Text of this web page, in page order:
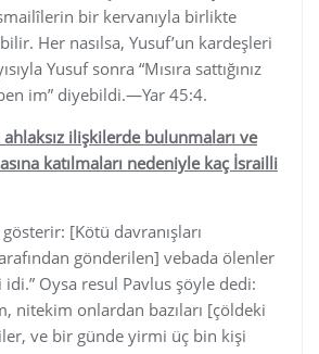
bir kervanıyla birlikte
Her nasılsa, Yusuf’un kardeşleri
Yusuf sonra “Mısıra sattığınız
im” diyebildi.—Yar 45:4.
ahlaksız ilişkilerde bulunmaları ve
katılmaları nedeniyle kaç İsrailli
[Kötü davranışları
gönderilen] vebada ölenler
Oysa resul Pavlus şöyle dedi:
nitekim onlardan bazıları [çöldeki
ve bir günde yirmi üç bin kişi